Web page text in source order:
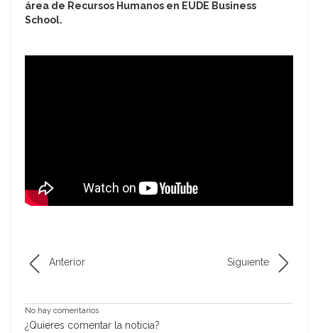
área de Recursos Humanos en EUDE Business
School.
Anterior Siguiente
No hay comentarios
¿Quieres comentar la noticia?